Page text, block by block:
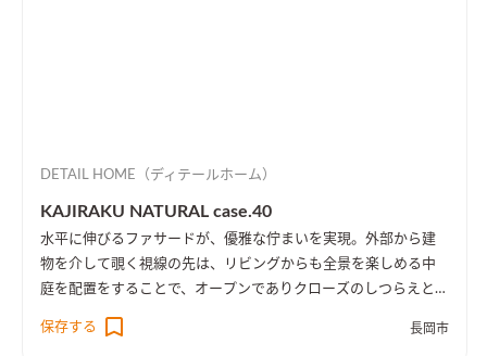
DETAIL HOME（ディテールホーム）
KAJIRAKU NATURAL case.40
水平に伸びるファサードが、優雅な佇まいを実現。外部から建
物を介して覗く視線の先は、リビングからも全景を楽しめる中
庭を配置をすることで、オープンでありクローズのしつらえとし
保存する
長岡市